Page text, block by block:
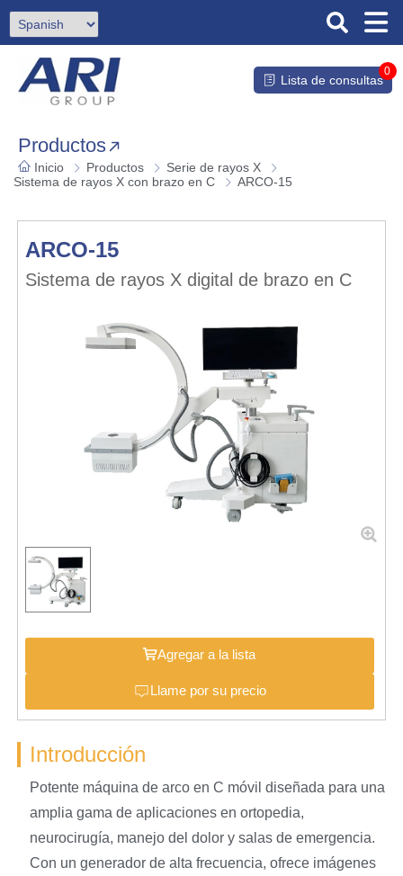
Lista de consultas
0
Productos
Inicio Productos
Serie de rayos X
Sistema de rayos X con brazo en C
ARCO-15
ARCO-15
Sistema de rayos X digital de brazo en C
Agregar a la lista
Llame por su precio
Introducción
Potente máquina de arco en C móvil diseñada para una
amplia gama de aplicaciones en ortopedia,
neurocirugía, manejo del dolor y salas de emergencia.
Con un generador de alta frecuencia, ofrece imágenes